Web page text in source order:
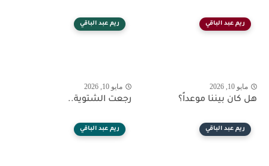
ريم عبد الباقي
مايو 10, 2026
هل كان بيننا موعداً؟
ريم عبد الباقي
مايو 10, 2026
رجعت الشتوية..
ريم عبد الباقي ريم عبد الباقي